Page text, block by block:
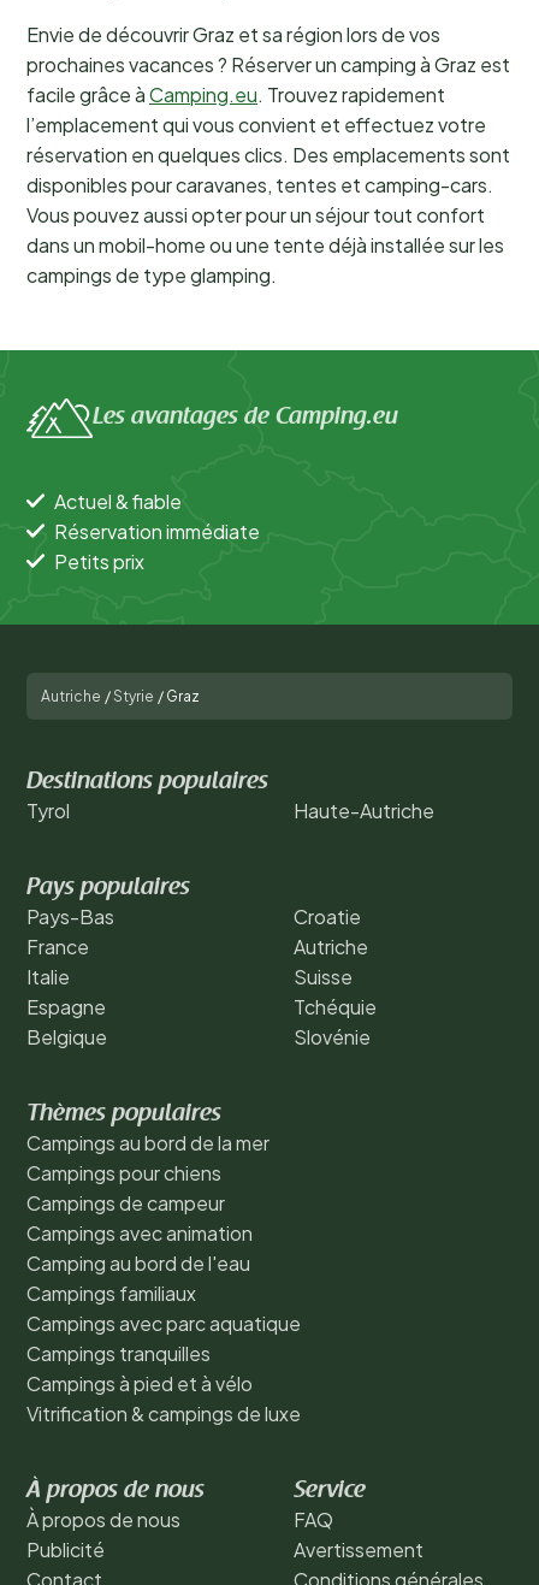
Envie de découvrir Graz et sa région lors de vos
prochaines vacances ? Réserver un camping à Graz est
facile grâce àCamping.eu. Trouvez rapidement
l’emplacement qui vous convient et effectuez votre
réservation en quelques clics. Des emplacements sont
disponibles pour caravanes, tentes et camping-cars.
Vous pouvez aussi opter pour un séjour tout confort
dans un mobil-home ou une tente déjà installée sur les
campings de type glamping.
Les avantages de Camping.eu
Actuel & fiable
Réservation immédiate
Petits prix
Autriche /Styrie / Graz
Destinations populaires
Tyrol Haute-Autriche
Pays populaires
Pays-Bas
France
Italie
Espagne
Belgique
Croatie
Autriche
Suisse
Tchéquie
Slovénie
Thèmes populaires
Campings au bord de la mer
Campings pour chiens
Campings de campeur
Campings avec animation
Camping au bord de l'eau
Campings familiaux
Campings avec parc aquatique
Campings tranquilles
Campings à pied et à vélo
Vitrification & campings de luxe
À propos de nous
À propos de nous
Publicité
Contact
Service
FAQ
Avertissement
Conditions générales